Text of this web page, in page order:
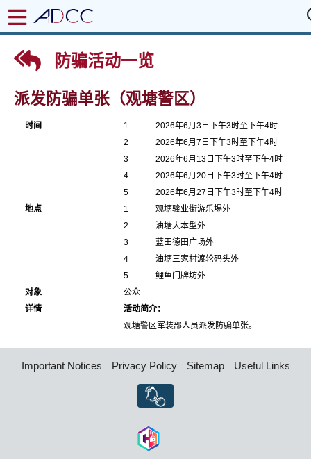
防骗活动一览
派发防骗单张（观塘警区）
时间
1
2
3
4
5
2026年6月3日下午3时至下午4时
2026年6月7日下午3时至下午4时
2026年6月13日下午3时至下午4时
2026年6月20日下午3时至下午4时
2026年6月27日下午3时至下午4时
地点
1
2
3
4
5
观塘骏业街游乐埸外
油塘大本型外
蓝田德田广场外
油塘三家村渡轮码头外
鲤鱼门牌坊外
对象
公众
详情
活动简介：
观塘警区军装部人员派发防骗单张。
Important Notices Privacy Policy Sitemap Useful Links